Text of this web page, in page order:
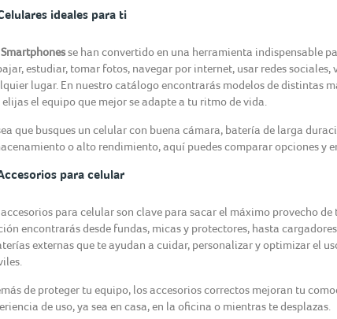
ideales para ti
Smartphonesse han convertido en una herramienta indispensable
estudiar, tomar fotos, navegar por internet, usar redes sociales,
lugar. En nuestro catálogo encontrarás modelos de distintas
elijas el equipo que mejor se adapte a tu ritmo de vida.
que busques un celular con buena cámara, batería de larga
o alto rendimiento, aquí puedes comparar opciones y
para celular
accesorios para celular son clave para sacar el máximo provecho de
encontrarás desde fundas, micas y protectores, hasta
externas que te ayudan a cuidar, personalizar y optimizar el
de proteger tu equipo, los accesorios correctos mejoran tu
de uso, ya sea en casa, en la oficina o mientras te desplazas.